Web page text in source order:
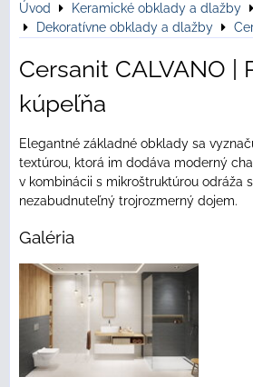
Úvod Keramické obklady a dlažby
Dekoratívne obklady a dlažby
Cersanit CALVANO |
kúpeľňa
Elegantné základné obklady sa
textúrou, ktorá im dodáva moderný
v kombinácii s mikroštruktúrou odráža
nezabudnuteľný trojrozmerný dojem.
Galéria